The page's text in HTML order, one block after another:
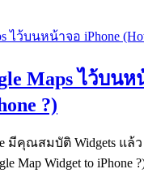
Maps ไว้บนห
?)
มีคุณสมบัติ Widgets แ
Map Widget to iPhone